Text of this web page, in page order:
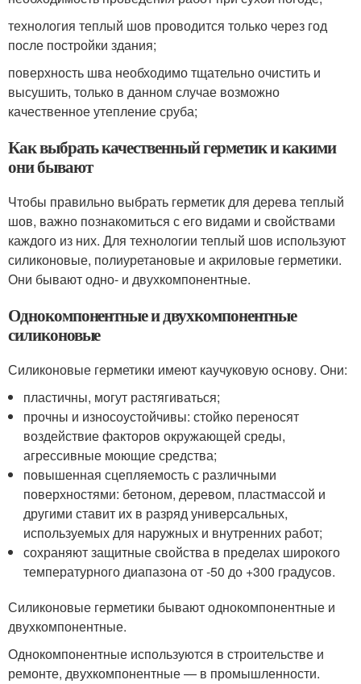
технология теплый шов проводится только через год
после постройки здания;
поверхность шва необходимо тщательно очистить и
высушить, только в данном случае возможно
качественное утепление сруба;
Как выбрать качественный герметик и какими
они бывают
Чтобы правильно выбрать герметик для дерева теплый
шов, важно познакомиться с его видами и свойствами
каждого из них. Для технологии теплый шов используют
силиконовые, полиуретановые и акриловые герметики.
Они бывают одно- и двухкомпонентные.
Однокомпонентные и двухкомпонентные
силиконовые
Силиконовые герметики имеют каучуковую основу. Они:
пластичны, могут растягиваться;
прочны и износоустойчивы: стойко переносят
воздействие факторов окружающей среды,
агрессивные моющие средства;
повышенная сцепляемость с различными
поверхностями: бетоном, деревом, пластмассой и
другими ставит их в разряд универсальных,
используемых для наружных и внутренних работ;
сохраняют защитные свойства в пределах широкого
температурного диапазона от -50 до +300 градусов.
Силиконовые герметики бывают однокомпонентные и
двухкомпонентные.
Однокомпонентные используются в строительстве и
ремонте, двухкомпонентные — в промышленности.